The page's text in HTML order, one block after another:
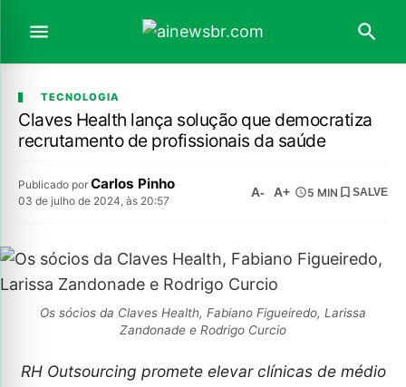
TECNOLOGIA
Claves Health lança solução que democratiza
recrutamento de profissionais da saúde
Publicado por Carlos Pinho
03 de julho de 2024, às 20:57
A- A+ 5 MIN SALVE
Os sócios da Claves Health, Fabiano Figueiredo, Larissa
Zandonade e Rodrigo Curcio
RH Outsourcing promete elevar clínicas de médio